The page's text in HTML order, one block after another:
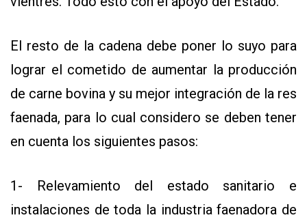
El resto de la cadena debe poner lo suyo para
lograr el cometido de aumentar la producción
de carne bovina y su mejor integración de la res
faenada, para lo cual considero se deben tener
en cuenta los siguientes pasos:
1- Relevamiento del estado sanitario e
instalaciones de toda la industria faenadora de